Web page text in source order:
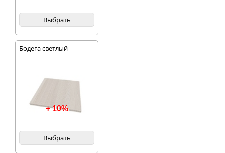
Выбрать
Бодега светлый
+ 10%
Выбрать